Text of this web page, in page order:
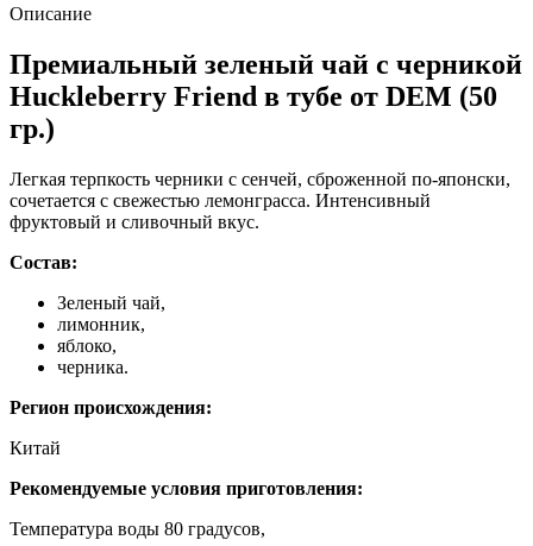
Описание
Премиальный зеленый чай с черникой
Huckleberry Friend в тубе от DEM (50
гр.)
Легкая терпкость черники с сенчей, сброженной по-японски,
сочетается с свежестью лемонграсса. Интенсивный
фруктовый и сливочный вкус.
Состав:
Зеленый чай,
лимонник,
яблоко,
черника.
Регион происхождения:
Китай
Рекомендуемые условия приготовления:
Температура воды 80 градусов,